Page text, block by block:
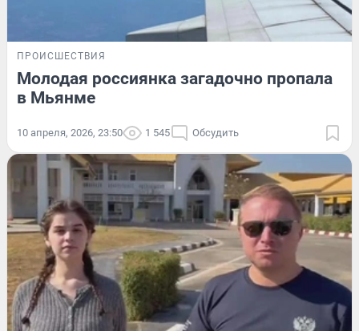
ПРОИСШЕСТВИЯ
Молодая россиянка загадочно пропала
в Мьянме
10 апреля, 2026, 23:50 1 545 Обсудить